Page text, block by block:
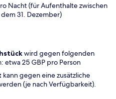
Nacht (für Aufenthalte zwischen
31. Dezember)
wird gegen folgenden
etwa 25 GBP pro Person
kann gegen eine zusätzliche
(je nach Verfügbarkeit).